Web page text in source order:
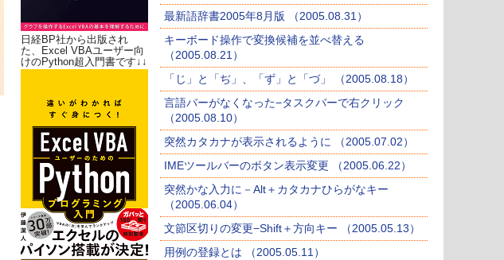
日経BP社から出版され
た、Excel VBAユーザー向
けのPython超入門書です↓↓
最新語辞書2005年8月版 （2005.08.31）
キーボード操作で変換候補を並べ替える
（2005.08.21）
「じ」と「ぢ」、「ず」と「づ」 （2005.08.18）
言語バーがなくなった−タスクバーで右クリック
（2005.08.10）
突然カタカナが表示されるように （2005.07.02）
IMEツールバーのボタン表示変更 （2005.06.22）
突然かな入力に－Alt＋カタカナひらがなキー
（2005.06.04）
文節区切りの変更−Shift＋方向キー （2005.05.13）
用例の登録とは （2005.05.11）